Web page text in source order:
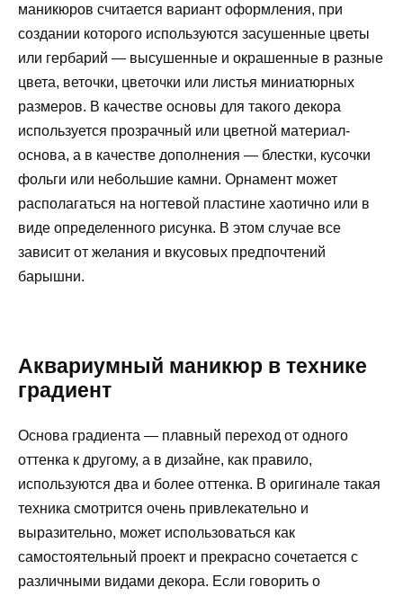
маникюров считается вариант оформления, при
создании которого используются засушенные цветы
или гербарий — высушенные и окрашенные в разные
цвета, веточки, цветочки или листья миниатюрных
размеров. В качестве основы для такого декора
используется прозрачный или цветной материал-
основа, а в качестве дополнения — блестки, кусочки
фольги или небольшие камни. Орнамент может
располагаться на ногтевой пластине хаотично или в
виде определенного рисунка. В этом случае все
зависит от желания и вкусовых предпочтений
барышни.
Аквариумный маникюр в технике
градиент
Основа градиента — плавный переход от одного
оттенка к другому, а в дизайне, как правило,
используются два и более оттенка. В оригинале такая
техника смотрится очень привлекательно и
выразительно, может использоваться как
самостоятельный проект и прекрасно сочетается с
различными видами декора. Если говорить о